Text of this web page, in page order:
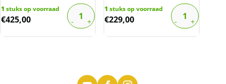
1 stuks op voorraad
€425,00
1 stuks op voorraad
€229,00